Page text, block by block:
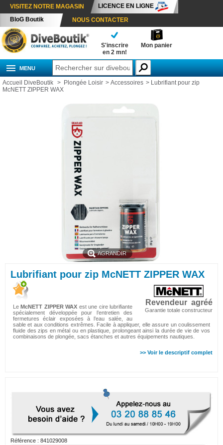
VISITEZ NOTRE MAGASIN
LICENCE EN LIGNE
BloG Boutik
NOUS CONTACTER
S'inscrire
en 2 mn!
Mon panier
MENU
Accueil DiveBoutik > Plongée Loisir > Accessoires > Lubrifiant pour zip
McNETT ZIPPER WAX
AGRANDIR
Lubrifiant pour zip McNETT ZIPPER WAX
Revendeur agréé
Garantie totale constructeur
LeMcNETT ZIPPER WAX est une cire lubrifiante
spécialement développée pour l’entretien des
fermetures éclair exposées à l’eau salée, au
sable et aux conditions extrêmes. Facile à appliquer, elle assure un coulissement
fluide des zips en métal ou en plastique, prolongeant ainsi la durée de vie de vos
combinaisons de plongée, sacs étanches et autres équipements nautiques.
>> Voir le descriptif complet
Référence : 841029008